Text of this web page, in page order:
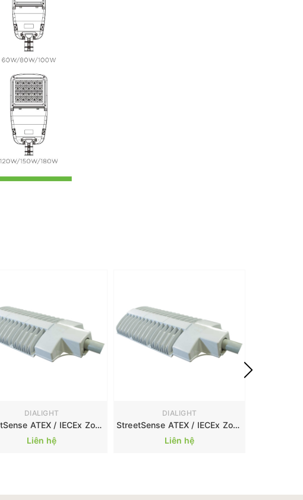
DIALIGHT
StreetSense ATEX / IECEx Zone 2/ 228W
Liên hệ
DIALIGHT
StreetSense ATEX / IECEx Zone 2/ 125W
Liên hệ